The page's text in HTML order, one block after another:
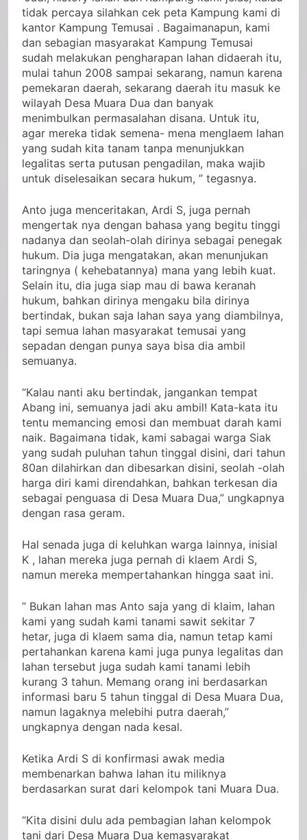
“Jadi, history lahan dan Kampung kami jelas, kalau
tidak percaya silahkan cek peta Kampung kami di
kantor Kampung Temusai . Bagaimanapun, kami
dan sebagian masyarakat Kampung Temusai
sudah melakukan pengharapan lahan didaerah itu,
mulai tahun 2008 sampai sekarang, namun karena
pemekaran daerah, sekarang daerah itu masuk ke
wilayah Desa Muara Dua dan banyak
menimbulkan permasalahan disana. Untuk itu,
agar mereka tidak semena- mena menglaem lahan
yang sudah kita tanam tanpa menunjukkan
legalitas serta putusan pengadilan, maka wajib
untuk diselesaikan secara hukum, ” tegasnya.
Anto juga menceritakan, Ardi S, juga pernah
mengertak nya dengan bahasa yang begitu tinggi
nadanya dan seolah-olah dirinya sebagai penegak
hukum. Dia juga mengatakan, akan menunjukan
taringnya ( kehebatannya) mana yang lebih kuat.
Selain itu, dia juga siap mau di bawa keranah
hukum, bahkan dirinya mengaku bila dirinya
bertindak, bukan saja lahan saya yang diambilnya,
tapi semua lahan masyarakat temusai yang
sepadan dengan punya saya bisa dia ambil
semuanya.
“Kalau nanti aku bertindak, jangankan tempat
Abang ini, semuanya jadi aku ambil! Kata-kata itu
tentu memancing emosi dan membuat darah kami
naik. Bagaimana tidak, kami sabagai warga Siak
yang sudah puluhan tahun tinggal disini, dari tahun
80an dilahirkan dan dibesarkan disini, seolah -olah
harga diri kami direndahkan, bahkan terkesan dia
sebagai penguasa di Desa Muara Dua,” ungkapnya
dengan rasa geram.
Hal senada juga di keluhkan warga lainnya, inisial
K , lahan mereka juga pernah di klaem Ardi S,
namun mereka mempertahankan hingga saat ini.
” Bukan lahan mas Anto saja yang di klaim, lahan
kami yang sudah kami tanami sawit sekitar 7
hetar, juga di klaem sama dia, namun tetap kami
pertahankan karena kami juga punya legalitas dan
lahan tersebut juga sudah kami tanami lebih
kurang 3 tahun. Memang orang ini berdasarkan
informasi baru 5 tahun tinggal di Desa Muara Dua,
namun lagaknya melebihi putra daerah,”
ungkapnya dengan nada kesal.
Ketika Ardi S di konfirmasi awak media
membenarkan bahwa lahan itu miliknya
berdasarkan surat dari kelompok tani Muara Dua.
“Kita disini dulu ada pembagian lahan kelompok